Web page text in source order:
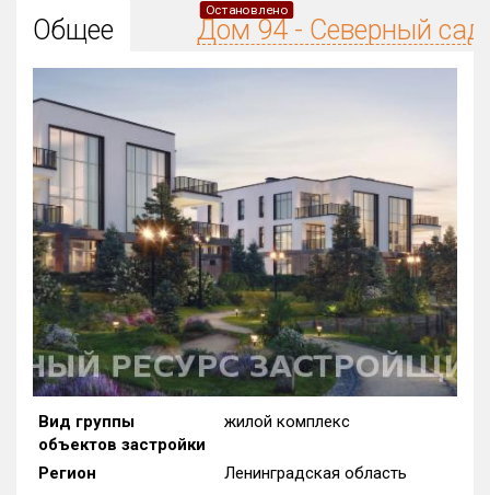
Все
Район в городе
Все
₽/м²
Цена
от до
Общая площадь, м²
от до
Срок сдачи
от до
Вид объекта
Общее
Остановлено
Дом 94 - Северный сад
Вид группы
объектов застройки
жилой комплекс
Регион
Ленинградская область